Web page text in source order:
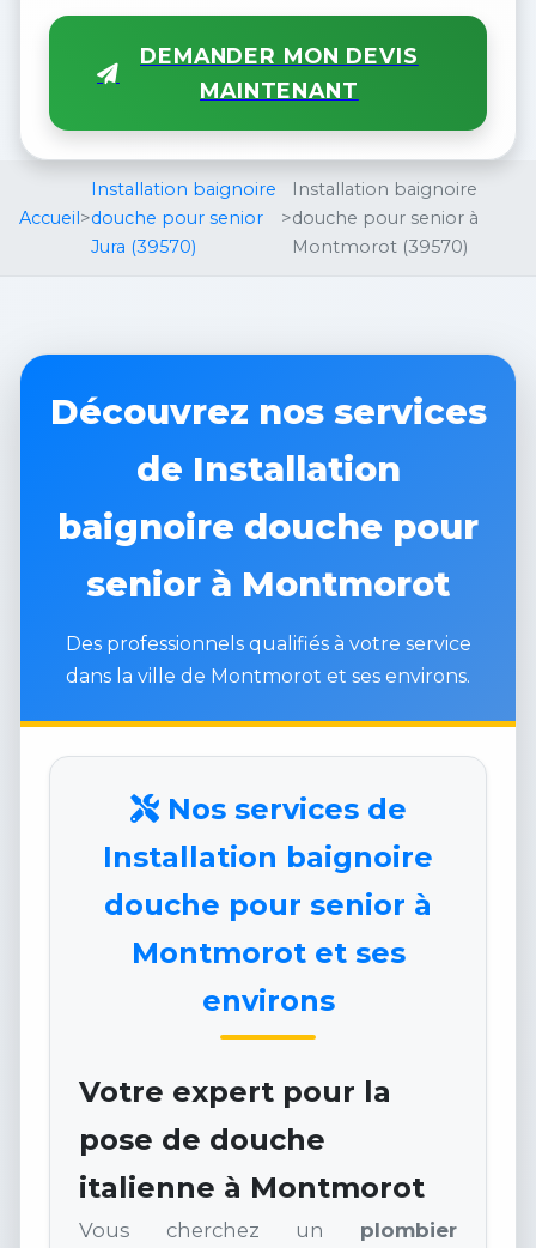
DEMANDER MON DEVIS
MAINTENANT
Accueil >
Installation baignoire
douche pour senior
Jura (39570)
>
Installation baignoire
douche pour senior à
Montmorot (39570)
Découvrez nos services
de Installation
baignoire douche pour
senior à Montmorot
Des professionnels qualifiés à votre service
dans la ville de Montmorot et ses environs.
Nos services de
Installation baignoire
douche pour senior à
Montmorot et ses
environs
Votre expert pour la
pose de douche
italienne à Montmorot
Vous cherchez un plombier